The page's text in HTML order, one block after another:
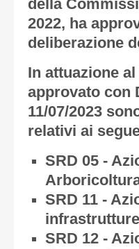
della
2022, ha
deliberazione
In attuazione
approvato con
11/07/2023
relativi ai
SRD 05 -
SRD 11 -
SRD 12 -